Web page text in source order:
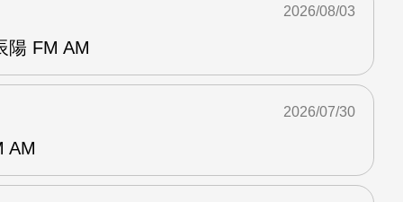
陽 FM AM
2026/08/03
AM
2026/07/30